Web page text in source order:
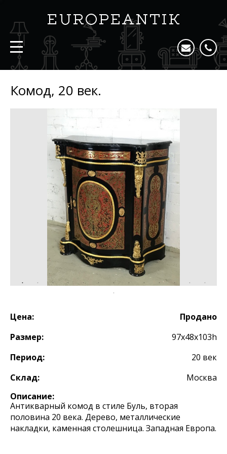
Комод, 20 век.
Цена:
Продано
Размер:
97х48х103h
Период:
20 век
Склад:
Москва
Описание:
Антикварный комод в стиле Буль, вторая
половина 20 века. Дерево, металлические
накладки, каменная столешница. Западная Европа.